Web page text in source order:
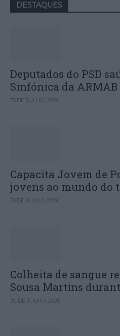
DESTAQUES
Deputados do PSD
Sinfónica da ARMAB
31 DE JULHO, 2026
Capacita Jovem de
jovens ao mundo do
31 DE JULHO, 2026
Colheita de sangue
Sousa Martins
30 DE JULHO, 2026